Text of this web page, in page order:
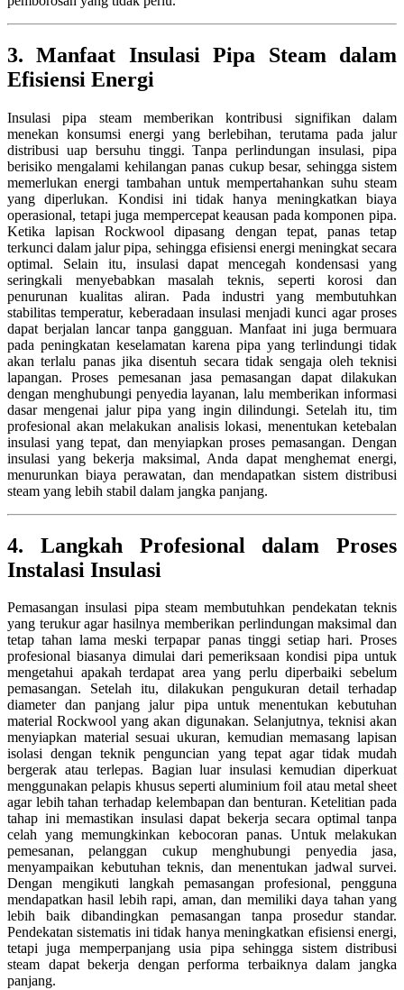
3. Manfaat Insulasi Pipa Steam dalam
Efisiensi Energi
Insulasi pipa steam memberikan kontribusi signifikan dalam
menekan konsumsi energi yang berlebihan, terutama pada jalur
distribusi uap bersuhu tinggi. Tanpa perlindungan insulasi, pipa
berisiko mengalami kehilangan panas cukup besar, sehingga sistem
memerlukan energi tambahan untuk mempertahankan suhu steam
yang diperlukan. Kondisi ini tidak hanya meningkatkan biaya
operasional, tetapi juga mempercepat keausan pada komponen pipa.
Ketika lapisan Rockwool dipasang dengan tepat, panas tetap
terkunci dalam jalur pipa, sehingga efisiensi energi meningkat secara
optimal. Selain itu, insulasi dapat mencegah kondensasi yang
seringkali menyebabkan masalah teknis, seperti korosi dan
penurunan kualitas aliran. Pada industri yang membutuhkan
stabilitas temperatur, keberadaan insulasi menjadi kunci agar proses
dapat berjalan lancar tanpa gangguan. Manfaat ini juga bermuara
pada peningkatan keselamatan karena pipa yang terlindungi tidak
akan terlalu panas jika disentuh secara tidak sengaja oleh teknisi
lapangan. Proses pemesanan jasa pemasangan dapat dilakukan
dengan menghubungi penyedia layanan, lalu memberikan informasi
dasar mengenai jalur pipa yang ingin dilindungi. Setelah itu, tim
profesional akan melakukan analisis lokasi, menentukan ketebalan
insulasi yang tepat, dan menyiapkan proses pemasangan. Dengan
insulasi yang bekerja maksimal, Anda dapat menghemat energi,
menurunkan biaya perawatan, dan mendapatkan sistem distribusi
steam yang lebih stabil dalam jangka panjang.
4. Langkah Profesional dalam Proses
Instalasi Insulasi
Pemasangan insulasi pipa steam membutuhkan pendekatan teknis
yang terukur agar hasilnya memberikan perlindungan maksimal dan
tetap tahan lama meski terpapar panas tinggi setiap hari. Proses
profesional biasanya dimulai dari pemeriksaan kondisi pipa untuk
mengetahui apakah terdapat area yang perlu diperbaiki sebelum
pemasangan. Setelah itu, dilakukan pengukuran detail terhadap
diameter dan panjang jalur pipa untuk menentukan kebutuhan
material Rockwool yang akan digunakan. Selanjutnya, teknisi akan
menyiapkan material sesuai ukuran, kemudian memasang lapisan
isolasi dengan teknik penguncian yang tepat agar tidak mudah
bergerak atau terlepas. Bagian luar insulasi kemudian diperkuat
menggunakan pelapis khusus seperti aluminium foil atau metal sheet
agar lebih tahan terhadap kelembapan dan benturan. Ketelitian pada
tahap ini memastikan insulasi dapat bekerja secara optimal tanpa
celah yang memungkinkan kebocoran panas. Untuk melakukan
pemesanan, pelanggan cukup menghubungi penyedia jasa,
menyampaikan kebutuhan teknis, dan menentukan jadwal survei.
Dengan mengikuti langkah pemasangan profesional, pengguna
mendapatkan hasil lebih rapi, aman, dan memiliki daya tahan yang
lebih baik dibandingkan pemasangan tanpa prosedur standar.
Pendekatan sistematis ini tidak hanya meningkatkan efisiensi energi,
tetapi juga memperpanjang usia pipa sehingga sistem distribusi
steam dapat bekerja dengan performa terbaiknya dalam jangka
panjang.